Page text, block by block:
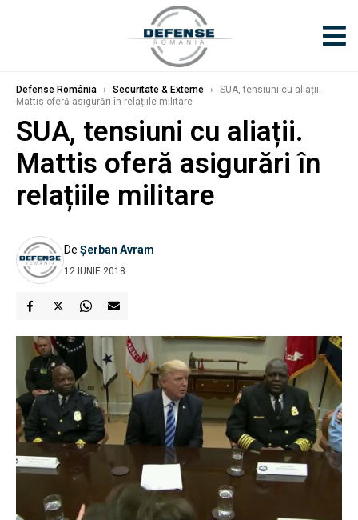
Defense România › Securitate & Externe ›
SUA, tensiuni cu aliații.
Mattis oferă asigurări în relațiile militare
SUA, tensiuni cu aliații.
Mattis oferă asigurări în
relațiile militare
De Șerban Avram
12 IUNIE 2018